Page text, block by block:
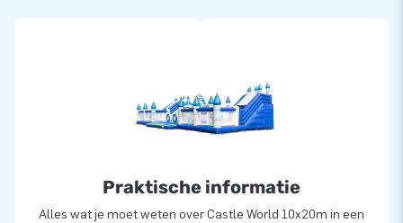
Praktische informatie
Alles wat je moet weten over Castle World 10x20m in een